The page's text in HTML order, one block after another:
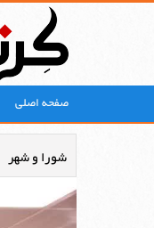
صفحه اصلی
شورا و شهر